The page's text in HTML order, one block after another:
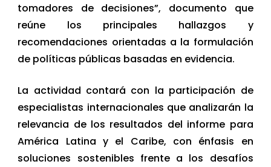
tomadores de decisiones”, documento que
reúne los principales hallazgos y
recomendaciones orientadas a la formulación
de políticas públicas basadas en evidencia.
La actividad contará con la participación de
especialistas internacionales que analizarán la
relevancia de los resultados del informe para
América Latina y el Caribe, con énfasis en
soluciones sostenibles frente a los desafíos